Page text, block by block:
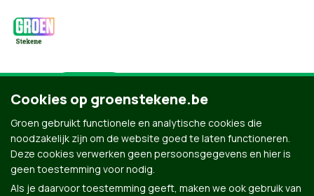
© Copyright Groen 2026 | Gemaakt metNationBuilder
Contact Privacybeleid
Cookies op groenstekene.be
Groen gebruikt functionele en analytische cookies die
noodzakelijk zijn om de website goed te laten functioneren.
Deze cookies verwerken geen persoonsgegevens en hier is
geen toestemming voor nodig.
Als je daarvoor toestemming geeft, maken we ook gebruik van